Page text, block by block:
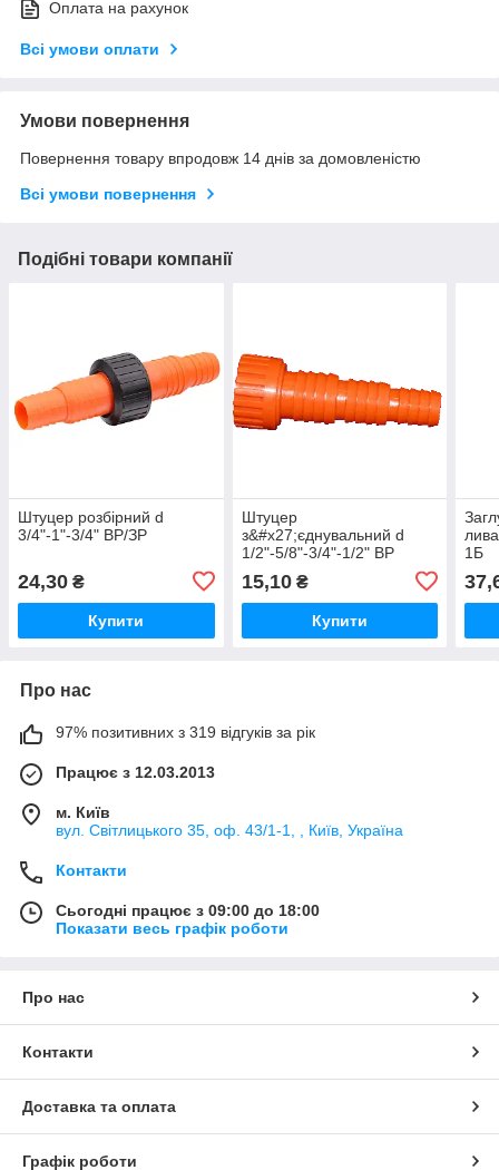
Оплата на рахунок
Всі умови оплати
Умови повернення
Повернення товару впродовж 14 днів за домовленістю
Всі умови повернення
Подібні товари компанії
Штуцер розбірний d
3/4"-1"-3/4" ВР/ЗР
24,30 ₴
Купити
Штуцер
з&#x27;єднувальний d
1/2"-5/8"-3/4"-1/2" ВР
15,10₴
Купити
1Б
Про нас
97% позитивних з 319 відгуків за рік
Працює з 12.03.2013
м. Київ
вул. Світлицького 35, оф. 43/1-1, , Київ, Україна
Контакти
Сьогодні працює з 09:00 до 18:00
Показати весь графік роботи
Про нас
Контакти
Доставка та оплата
Графік роботи